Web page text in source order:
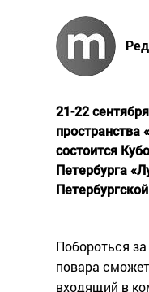
21-22
состоится
Петербурга
Побороться
повара
входящий в